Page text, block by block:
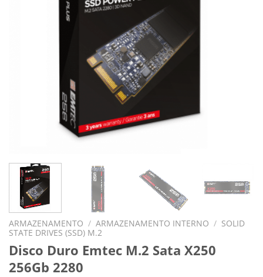
ARMAZENAMENTO / ARMAZENAMENTO INTERNO / SOLID
STATE DRIVES (SSD) M.2
Disco Duro Emtec M.2 Sata X250
256Gb 2280